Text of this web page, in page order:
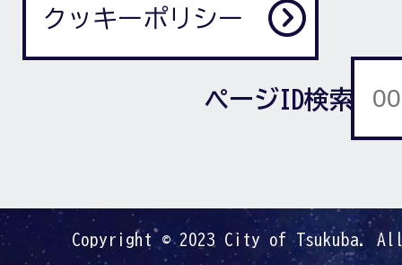
クッキーポリシー
ページID検索
Copyright © 2023 City of Tsukuba.